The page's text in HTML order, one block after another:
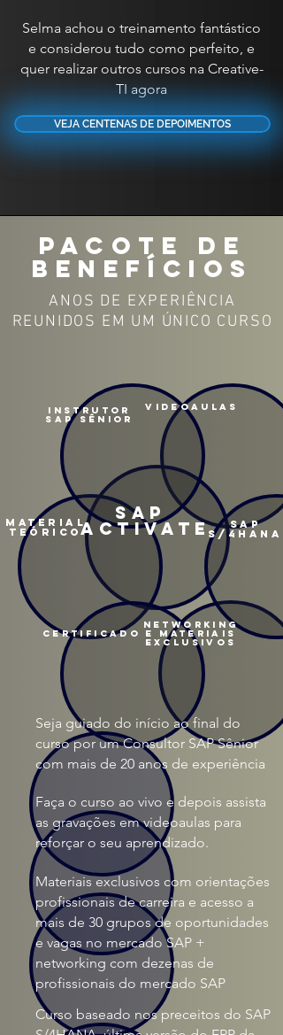
Selma achou o treinamento fantástico
e considerou tudo como perfeito, e
quer realizar outros cursos na Creative-
TI agora
VEJA CENTENAS DE DEPOIMENTOS
PACOTE DE
BENEFÍCIOS
ANOS DE EXPERIÊNCIA
REUNIDOS EM UM ÚNICO CURSO
INSTRUTOR
SAP SÊNIOR
VIDEOAULAS
SAP
ACTIVATE
material
teórico
networking
e materiais
exclusivos
certificado
SAP
S/4HANA
Seja guiado do início ao final do
curso por um Consultor SAP Sênior
com mais de 20 anos de experiência
Faça o curso ao vivo e depois assista
as gravações em videoaulas para
reforçar o seu aprendizado.
Materiais exclusivos com orientações
profissionais de carreira e acesso a
mais de 30 grupos de oportunidades
e vagas no mercado SAP +
networking com dezenas de
profissionais do mercado SAP
Curso baseado nos preceitos do SAP